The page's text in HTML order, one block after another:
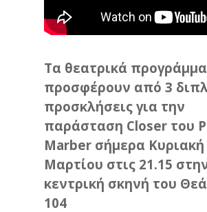
Τα θεατρικά
προσφέρουν από 3
προσκλήσεις για την
παράσταση Closer του
Marber σήμερα Κυριακή
Μαρτίου στις 21.15
κεντρική σκηνή του
104